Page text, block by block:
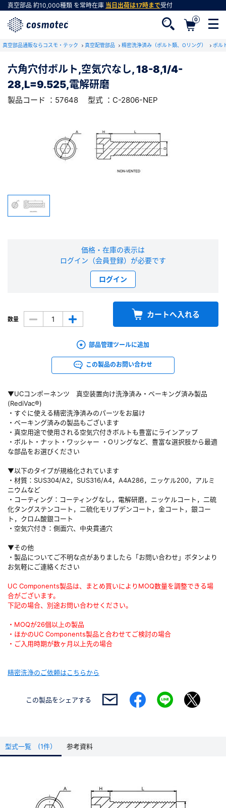
真空部品 約10,000種類 を常時在庫 当日出荷は17時まで受付
0
真空部品通販ならコスモ・テック 真空配管部品 精密洗浄済み（ボルト類、Oリング） ボル
六角穴付ボルト,空気穴なし, 18-8,1/4-
28,L=9.525,電解研磨
製品コード ：57648 型式 ：C-2806-NEP
▼UCコンポーネンツ 真空装置向け洗浄済み・ベーキング済み製品
(RediVac®)
・すぐに使える精密洗浄済みのパーツをお届け
・ベーキング済みの製品もございます
・真空用途で使用される空気穴付きボルトも豊富にラインアップ
・ボルト・ナット・ワッシャー ・Oリングなど、豊富な選択肢から最適
な部品をお選びください
▼以下のタイプが規格化されています
・材質：SUS304/A2，SUS316/A4，A4A286，ニッケル200，アルミ
ニウムなど
・コーティング：コーティングなし，電解研磨，ニッケルコート，二硫
化タングステンコート，二硫化モリブデンコート，金コート，銀コー
ト，クロム酸銀コート
・空気穴付き：側面穴、中央貫通穴
▼その他
・製品についてご不明な点がありましたら「お問い合わせ」ボタンより
お気軽にご連絡ください
UC Components製品は、まとめ買いによりMOQ数量を調整できる場
合がございます。
下記の場合、別途お問い合わせください。
・MOQが26個以上の製品
・ほかのUC Components製品と合わせてご検討の場合
・ご入用時期が数ヶ月以上先の場合
精密洗浄のご依頼はこちらから
価格・在庫の表示は
ログイン（会員登録）が必要です
ログイン
数量 カートへ入れる
部品管理ツールに追加
この製品のお問い合わせ
この製品をシェアする
型式一覧 (1件） 参考資料
RoHS2適合報告書のダウンロード
下記製品のRoHS2適合報告書のダウンロードをします。
六角穴付ボルト,空気穴なし, 18-8,1/4-
28,L=9.525,電解研磨
型式 ：C-2806-NEP 製品コード ：57648
会社・学校・研究機関名 必須
会員登録がお済みでない方
会員登録をすれば、便利な機能がご利用いただけ
新規会員登録（無料）
があります。また当社の判断によりお断りする場合があります。
会員の方はこちら
ログイン
※パスワードをお忘れの方は、パスワード再発行ページへ
※メールアドレスを忘れた方は、 お問い合わせページよりお問い合わせくださ